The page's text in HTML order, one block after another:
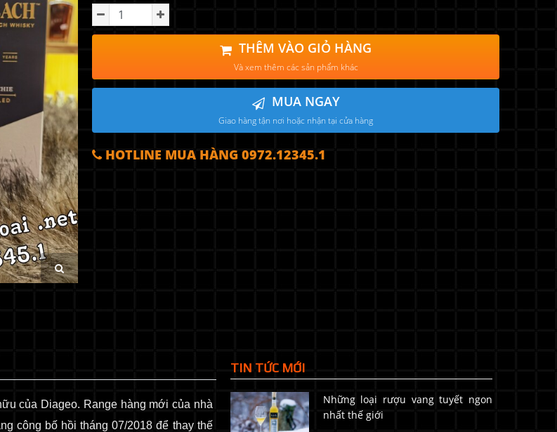
THÊM VÀO GIỎ HÀNG
Và xem thêm các sản phẩm khác
MUA NGAY
Giao hàng tận nơi hoặc nhận tại cửa hàng
HOTLINE MUA HÀNG 0972.12345.1
của Diageo. Range hàng mới của nhà
công bố hồi tháng 07/2018 để thay thế
TIN TỨC MỚI
Những loại rượu vang tuyết ngon
nhất thế giới